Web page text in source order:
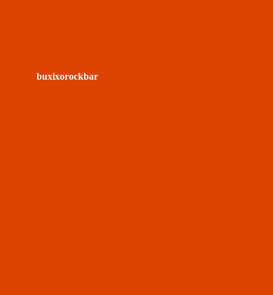
buxixorockbar